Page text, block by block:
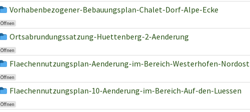
Vorhabenbezogener-Bebauungsplan-Chalet-Dorf-Alpe-Ecke
Öffnen
Ortsabrundungssatzung-Huettenberg-2-Aenderung
Öffnen
Flaechennutzungsplan-Aenderung-im-Bereich-Westerhofen-Nordost
Öffnen
Flaechennutzungsplan-10-Aenderung-im-Bereich-Auf-den-Luessen
Öffnen